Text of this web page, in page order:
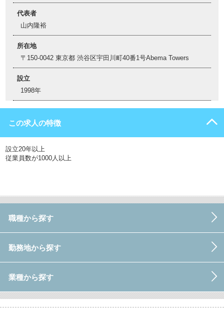
代表者
山内隆裕
所在地
〒150-0042 東京都 渋谷区宇田川町40番1号Abema Towers
設立
1998年
この求人の特徴
設立20年以上
従業員数が1000人以上
職種から探す
勤務地から探す
業種から探す